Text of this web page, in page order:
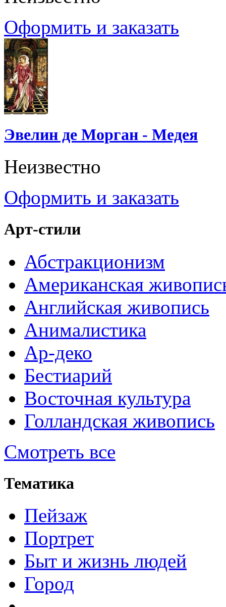
Оформить и заказать
Эвелин де Морган - Медея
Неизвестно
Оформить и заказать
Арт-стили
Абстракционизм
Американская
Английская живопись
Анималистика
Ар-деко
Бестиарий
Восточная культура
Голландская живопись
Смотреть все
Тематика
Пейзаж
Портрет
Быт и жизнь людей
Город